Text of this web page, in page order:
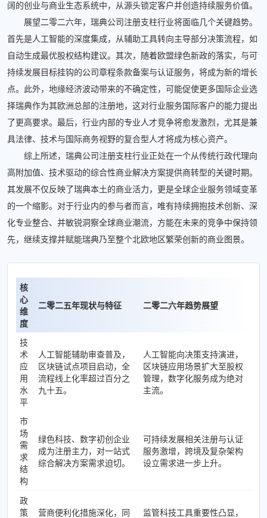
阔的创业与商业生态系统中，从源头锁定客户并创造持续服务价值。
展望二零二六年，瑞典公司注册支柱行业将面临几个关键趋势。
首先是人工智能的深度集成，从辅助工具转向主导部分决策流程，如
自动生成最优股权结构建议。其次，随着欧盟绿色新政的落实，与可
持续发展目标挂钩的公司章程条款备案与认证服务，将成为新的增长
点。此外，地缘经济波动带来的不确定性，可能促使更多国际企业选
择瑞典作为其欧洲总部的注册地，这对行业服务国际客户的能力提出
了更高要求。最后，行业内部的专业人才竞争将愈发激烈，尤其是兼
具法律、技术与国际商务视野的复合型人才将成为核心资产。
综上所述，瑞典公司注册支柱行业正处在一个从传统行政代理向
高附加值、技术驱动的综合性商业解决方案提供商转型的关键时期。
其发展不仅反映了瑞典本土的商业活力，更是全球企业服务领域变革
的一个缩影。对于行业内的参与者而言，唯有持续拥抱技术创新、深
化专业整合、并敏锐洞察全球商业潮流，方能在未来的竞争中保持领
先，继续支撑并赋能瑞典乃至整个北欧地区繁荣创新的商业图景。
核
心
维
度
二零二五年现状与特征 二零二六年趋势展望
技
术
应
用
水
平
人工智能辅助审查普及，
区块链试点项目启动，全
流程线上化率超过百分之
九十五。
人工智能向决策支持演进，
区块链应用场景扩大至股权
管理，数字化服务成为绝对
主流。
市
场
需
求
结
构
绿色科技、数字初创企业
成为注册主力，对一站式
综合解决方案需求迫切。
可持续发展相关注册与认证
服务激增，跨境及复杂架构
设立需求进一步上升。
政
策
营商便利化措施深化，同
监管科技工具重要性凸显，